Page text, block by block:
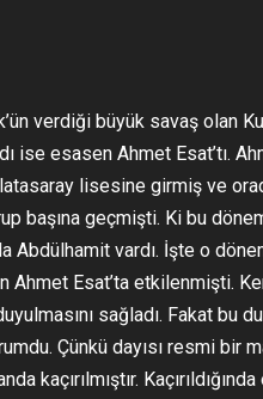
verdiği büyük savaş olan
ise esasen Ahmet Esat’tı.
lisesine girmiş ve
başına geçmişti. Ki bu
Abdülhamit vardı. İşte o
Ahmet Esat’ta etkilenmişti.
sağladı. Fakat bu
Çünkü dayısı resmi
kaçırılmıştır.